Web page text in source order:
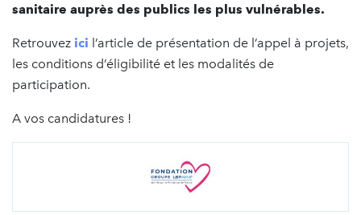
sanitaire auprès des publics les plus vulnérables.
Retrouvez ici l’article de présentation de l’appel à projets,
les conditions d’éligibilité et les modalités de
participation.
A vos candidatures !